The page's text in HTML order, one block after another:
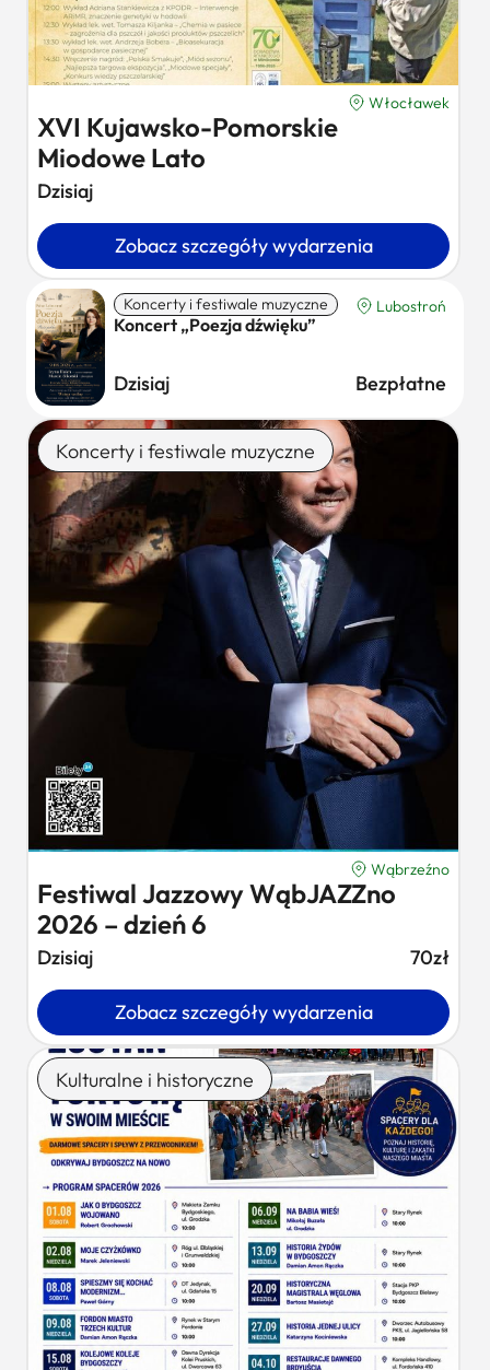
Włocławek
XVI Kujawsko-Pomorskie
Miodowe Lato
Dzisiaj
Zobacz szczegóły wydarzenia
Koncerty i festiwale muzyczne Lubostroń
Koncert „Poezja dźwięku”
Dzisiaj Bezpłatne
Koncerty i festiwale muzyczne
Wąbrzeźno
Festiwal Jazzowy WąbJAZZno
2026 – dzień 6
Dzisiaj 70zł
Zobacz szczegóły wydarzenia
Kulturalne i historyczne